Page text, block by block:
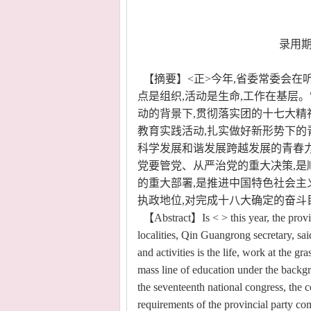
录用
【摘要】<正>今年,省委常委会在
点是组织,活动是生命,工作在基层
动的背景下,贯彻落实团的十七大
教育实践活动,扎实做好新形势下
科学发展和谐发展跨越发展的青春
党要管党、从严治党的重大决策,
的重大部署,是推进中国特色社会
执政地位,对完成十八大确定的奋
【Abstract】Is < > this year, the
localities, Qin Guangrong secretary,
and activities is the life, work at the
mass line of education under the
the seventeenth national congress,
requirements of the provincial party